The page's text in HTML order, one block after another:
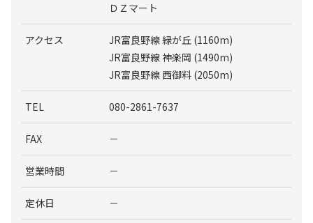
ＤＺマート
アクセス
JR富良野線 緑が丘 (1160m)
JR富良野線 神楽岡 (1490m)
JR富良野線 西御料 (2050m)
TEL 080-2861-7637
FAX －
営業時間 －
定休日 －